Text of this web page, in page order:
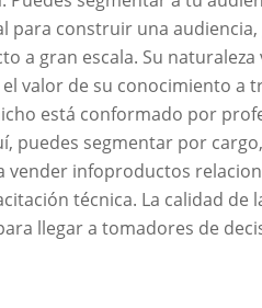
para construir una
a gran escala. Su
valor de su conocimiento a
está conformado por
puedes segmentar por
vender infoproductos
técnica. La calidad de
llegar a tomadores de